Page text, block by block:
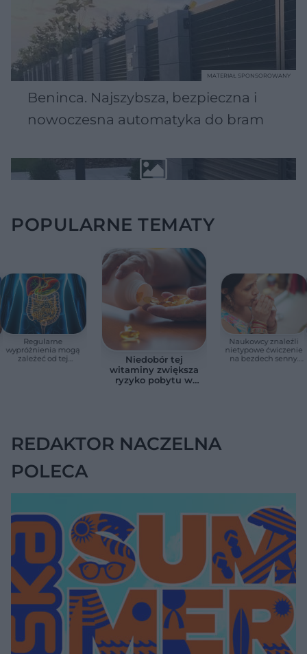
Beninca. Najszybsza, bezpieczna i
nowoczesna automatyka do bram
MATERIAŁ SPONSOROWANY
POPULARNE TEMATY
Regularne
wypróżnienia mogą
zależeć od tej
Niedobór tej
witaminy zwiększa
ryzyko pobytu w
Naukowcy znaleźli
nietypowe ćwiczenie
na bezdech senny.
REDAKTOR NACZELNA
POLECA